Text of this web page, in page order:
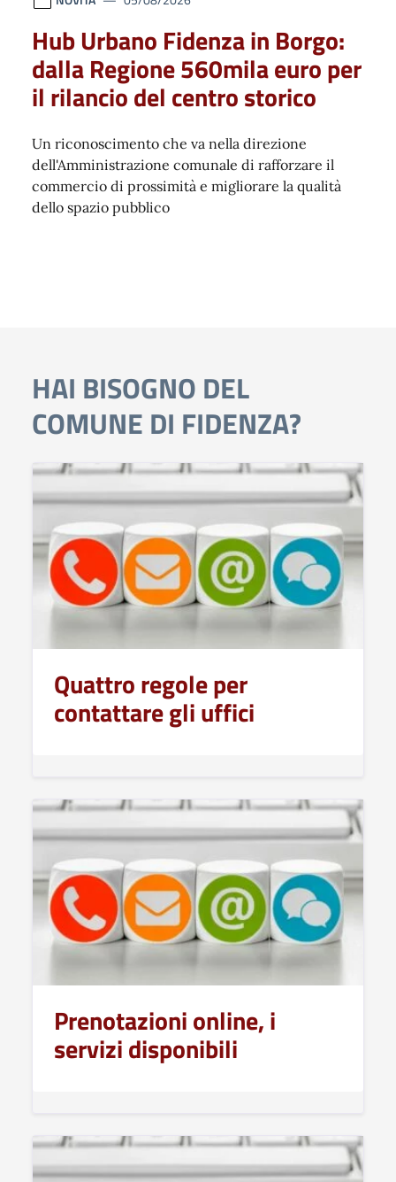
Hub Urbano Fidenza in Borgo:
dalla Regione 560mila euro per
il rilancio del centro storico
Un riconoscimento che va nella direzione
dell'Amministrazione comunale di rafforzare il
commercio di prossimità e migliorare la qualità
dello spazio pubblico
HAI BISOGNO DEL
COMUNE DI FIDENZA?
Quattro regole per
contattare gli uffici
Prenotazioni online, i
servizi disponibili